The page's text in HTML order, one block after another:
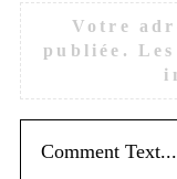
Votre
publiée.